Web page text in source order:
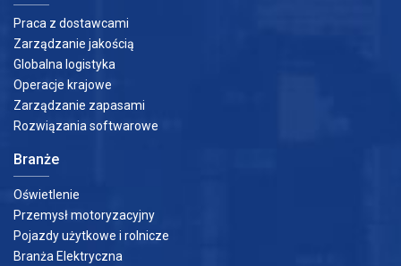
Praca z dostawcami
Zarządzanie jakością
Globalna logistyka
Operacje krajowe
Zarządzanie zapasami
Rozwiązania softwarowe
Branże
Oświetlenie
Przemysł motoryzacyjny
Pojazdy użytkowe i rolnicze
Branża Elektryczna